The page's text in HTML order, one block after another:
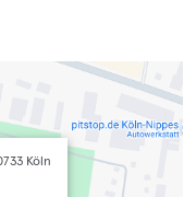
Köln